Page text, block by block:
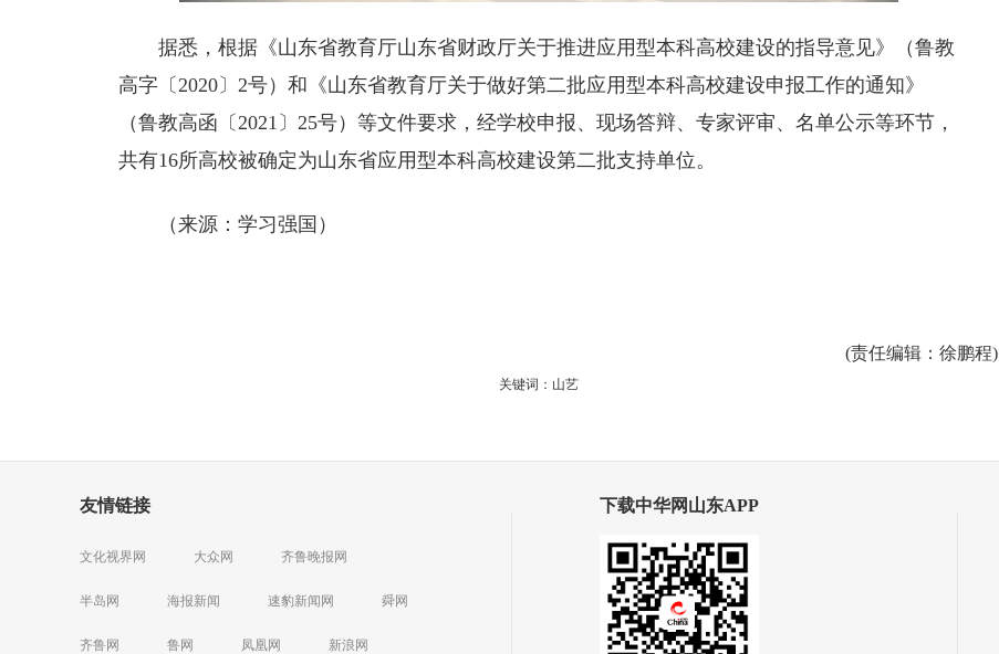
据悉，根据《山东省教育厅山东省财政厅关于推进应用型本科高校建设的指导意见》（鲁教
高字〔2020〕2号）和《山东省教育厅关于做好第二批应用型本科高校建设申报工作的通知》
（鲁教高函〔2021〕25号）等文件要求，经学校申报、现场答辩、专家评审、名单公示等环节，
共有16所高校被确定为山东省应用型本科高校建设第二批支持单位。
（来源：学习强国）
(责任编辑 ：徐鹏程)
关键词：山艺
友情链接
文化视界网 大众网 齐鲁晚报网
半岛网 海报新闻 速豹新闻网 舜网
齐鲁网 鲁网 凤凰网 新浪网
下载中华网山东APP